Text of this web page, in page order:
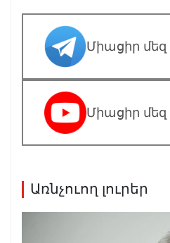
Միացիր մեզ
Միացիր մեզ
Առնչուող լուրեր